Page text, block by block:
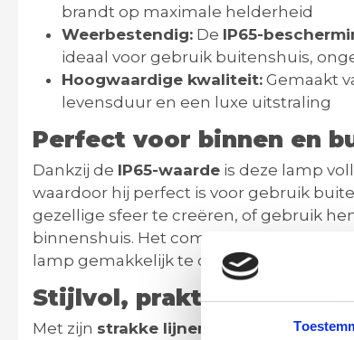
brandt op maximale helderheid
Weerbestendig: De IP65-
ideaal voor gebruik buitenshuis,
Hoogwaardige kwaliteit: Gemaakt
levensduur en een luxe uitstraling
Perfect voor binnen en
Dankzij de IP65-waarde is deze lamp
waardoor hij perfect is voor gebruik
gezellige sfeer te creëren, of gebruik
binnenshuis. Het compacte formaat en
lamp gemakkelijk te combineren is met
Stijlvol, praktisch en
Met zijn strakke lijnen eigentijdse